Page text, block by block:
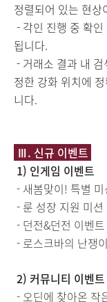
정렬되어 있는 현상
- 각인 진행 중 확
됩니다.
- 거래소 결과 내
정한 강화 위치에
니다.
Ⅲ. 신규 이벤트
1) 인게임 이벤트
- 새봄맞이! 특별
- 룬 성장 지원 미션
- 던전&던전 이벤트
- 로스크바의 난쟁
2) 커뮤니티 이벤트
- 오딘에 찾아온 작